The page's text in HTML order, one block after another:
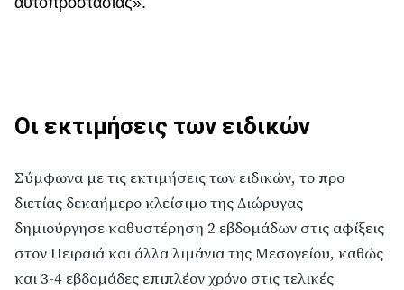
Οι εκτιμήσεις των ειδικών
Σύμφωνα με τις εκτιμήσεις των ειδικών, το προ
διετίας δεκαήμερο κλείσιμο της Διώρυγας
δημιούργησε καθυστέρηση 2 εβδομάδων στις αφίξεις
στον Πειραιά και άλλα λιμάνια της Μεσογείου, καθώς
και 3-4 εβδομάδες επιπλέον χρόνο στις τελικές